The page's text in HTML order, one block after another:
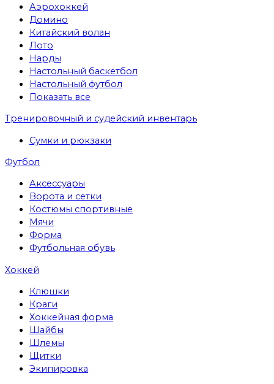
Аэрохоккей
Домино
Китайский волан
Лото
Нарды
Настольный баскетбол
Настольный футбол
Показать все
Тренировочный и судейский инвентарь
Сумки и рюкзаки
Футбол
Аксессуары
Ворота и сетки
Костюмы спортивные
Мячи
Форма
Футбольная обувь
Хоккей
Клюшки
Краги
Хоккейная форма
Шайбы
Шлемы
Щитки
Экипировка